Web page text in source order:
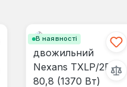
В наявності